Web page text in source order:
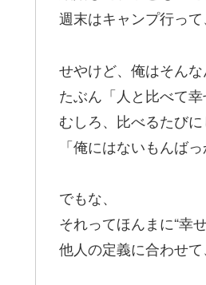
週末はキャンプ行っ
せやけど、俺はそんな
たぶん「人と比べて
むしろ、比べるたびに
「俺にはないもんば
でもな、
それってほんまに“幸
他人の定義に合わせ